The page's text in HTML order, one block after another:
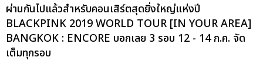
ผ่านกันไปแล้วสำหรับคอนเสิร์ตสุดยิ่งใหญ่แห่งปี
BLACKPINK 2019 WORLD TOUR [IN YOUR AREA]
BANGKOK : ENCORE บอกเลย 3 รอบ 12 - 14 ก.ค. จัด
เต็มทุกรอบ